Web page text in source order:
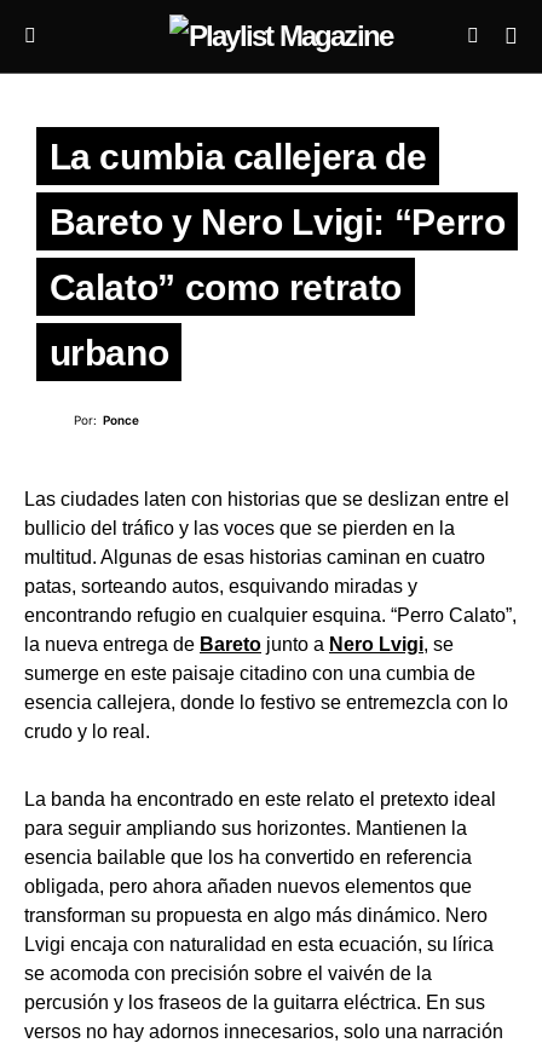
La cumbia callejera de
Bareto y Nero Lvigi: “Perro
Calato” como retrato
urbano
Por: Ponce
Las ciudades laten con historias que se deslizan entre el
bullicio del tráfico y las voces que se pierden en la
multitud. Algunas de esas historias caminan en cuatro
patas, sorteando autos, esquivando miradas y
encontrando refugio en cualquier esquina. “Perro Calato”,
la nueva entrega de Bareto junto a Nero Lvigi, se
sumerge en este paisaje citadino con una cumbia de
esencia callejera, donde lo festivo se entremezcla con lo
crudo y lo real.
La banda ha encontrado en este relato el pretexto ideal
para seguir ampliando sus horizontes. Mantienen la
esencia bailable que los ha convertido en referencia
obligada, pero ahora añaden nuevos elementos que
transforman su propuesta en algo más dinámico. Nero
Lvigi encaja con naturalidad en esta ecuación, su lírica
se acomoda con precisión sobre el vaivén de la
percusión y los fraseos de la guitarra eléctrica. En sus
versos no hay adornos innecesarios, solo una narración